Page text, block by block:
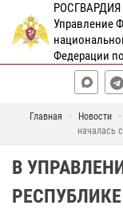
РОСГВАРДИЯ
Управление
Федерации
Главная Новости
началась
В